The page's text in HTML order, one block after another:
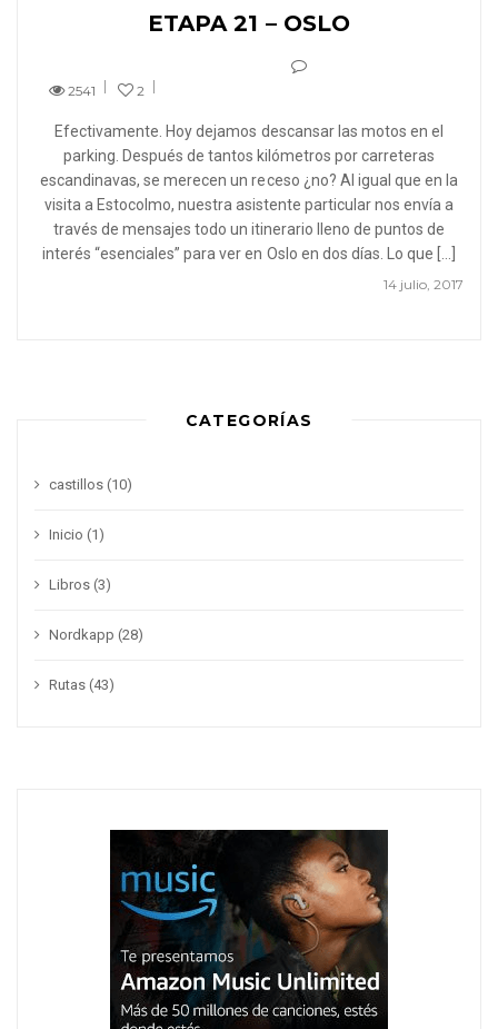
ETAPA 21 – OSLO
2541 2
14 julio, 2017
Efectivamente. Hoy dejamos descansar las motos en el
parking. Después de tantos kilómetros por carreteras
escandinavas, se merecen un receso ¿no? Al igual que en la
visita a Estocolmo, nuestra asistente particular nos envía a
través de mensajes todo un itinerario lleno de puntos de
interés “esenciales” para ver en Oslo en dos días. Lo que […]
CATEGORÍAS
castillos (10)
Inicio (1)
Libros (3)
Nordkapp (28)
Rutas (43)